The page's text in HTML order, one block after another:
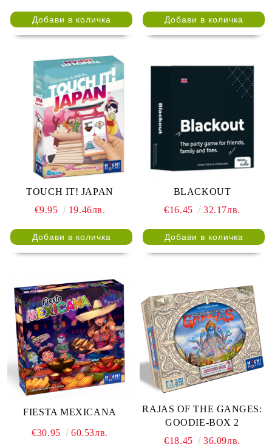
TOUCH IT! JAPAN
€9.95
19.46лв.
BLACKOUT
€16.45
32.17лв.
FIESTA MEXICANA
€30.95 60.53лв.
RAJAS OF THE GANGES:
GOODIE-BOX 2
€18.45
36.09лв.